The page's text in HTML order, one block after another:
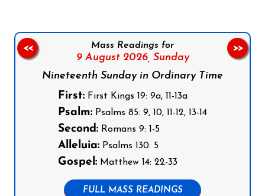
Mass Readings for
9 August 2026, Sunday
Nineteenth Sunday in Ordinary Time
First: First Kings 19: 9a, 11-13a
Psalm: Psalms 85: 9, 10, 11-12, 13-14
Second: Romans 9: 1-5
Alleluia: Psalms 130: 5
Gospel: Matthew 14: 22-33
FULL MASS READINGS
<< >>